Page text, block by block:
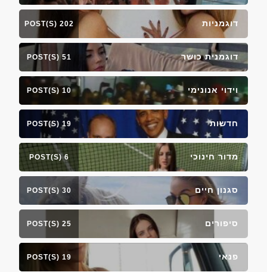
דוגמניות 202 POST(S)
דוגמנית כושר 51 POST(S)
וידוי אנונימי 10 POST(S)
חדשות 19 POST(S)
מדור חינוכי 6 POST(S)
סגנון חיים 30 POST(S)
סיפורים 25 POST(S)
פנאי 19 POST(S)